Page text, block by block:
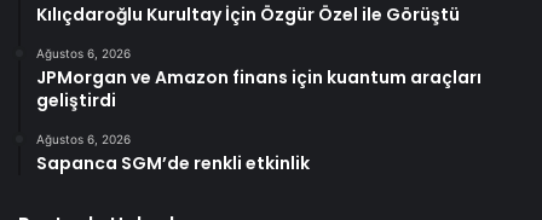
Kılıçdaroğlu Kurultay İçin Özgür Özel ile Görüştü
Ağustos 6, 2026
JPMorgan ve Amazon finans için kuantum araçları
geliştirdi
Ağustos 6, 2026
Sapanca SGM’de renkli etkinlik